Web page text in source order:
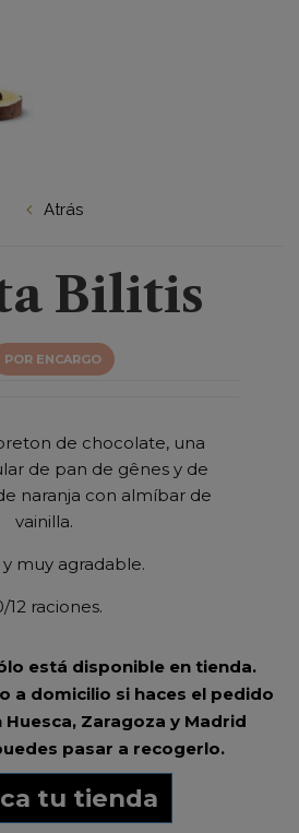
Atrás
Bilitis
POR ENCARGO
de chocolate, una
de pan de gênes y de
naranja con almíbar de
vainilla.
y muy agradable.
12 raciones.
está disponible en tienda.
a domicilio si haces el pedido
Zaragoza y Madrid
pasar a recogerlo.
tu tienda